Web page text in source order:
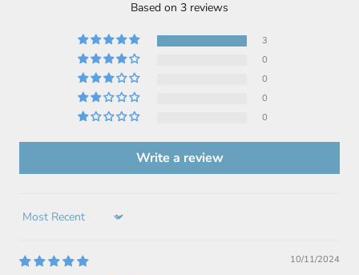
Based on 3 reviews
3
0
0
0
0
Write a review
Sort by
10/11/2024